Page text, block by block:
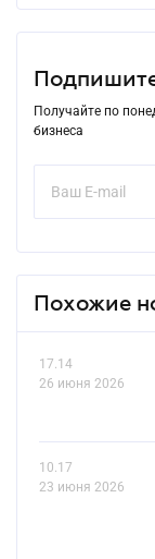
Получайте по
бизнеса
Похожие
17.14
26 июня 2026
10.17
23 июня 2026